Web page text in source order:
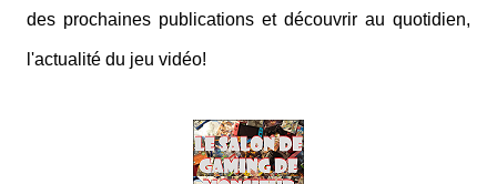
des prochaines publications et découvrir au quotidien,
l'actualité du jeu vidéo!